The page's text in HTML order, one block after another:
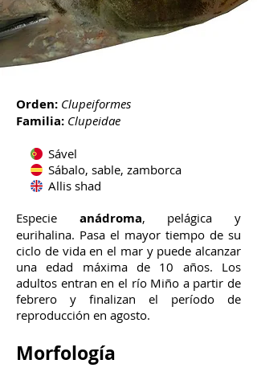
Orden: Clupeiformes
Familia: Clupeidae
Sável
Sábalo, sable, zamborca
Allis shad
Especie anádroma, pelágica y
eurihalina. Pasa el mayor tiempo de su
ciclo de vida en el mar y puede alcanzar
una edad máxima de 10 años. Los
adultos entran en el río Miño a partir de
febrero y finalizan el período de
reproducción en agosto.
Morfología